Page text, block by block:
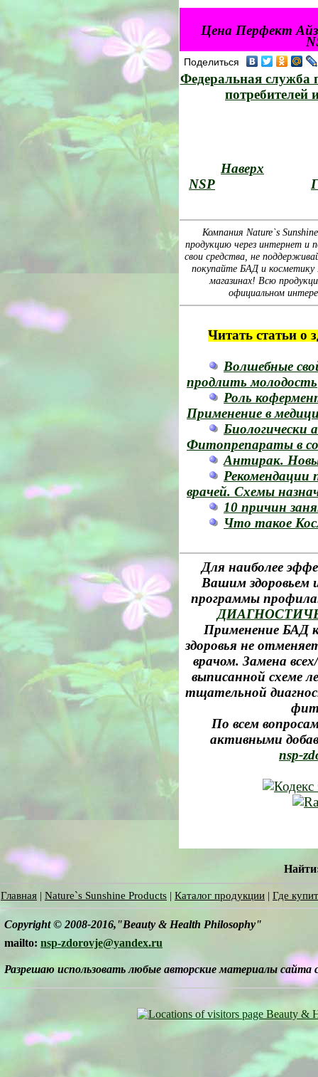
Цена Перфект
Поделиться
Федеральная служба
потребителей
Наверх
NSP
Компания Nature`s
продукцию через интернет и
свои средства, не
покупайте БАД и
магазинах! Всю
официальном
Читать статьи о
Волшебные
продлить молодость
Роль
Применение в
Биологически
Фитопрепараты в
Антирак.
Рекомендации
врачей. Схемы
10 причин
Что такое
Для наиболее
Вашим здоровьем
программы
Применение БАД
здоровья не
врачом. Замена
выписанной схеме
тщательной
По всем
активными
nsp-
Главная | Nature`s Sunshine Products | Каталог продукции | Где
Copyright © 2008-2016,"Beauty & Health Philosophy"
mailto: nsp-zdorovje@yandex.ru
Разрешаю использовать любые авторские материалы сайта